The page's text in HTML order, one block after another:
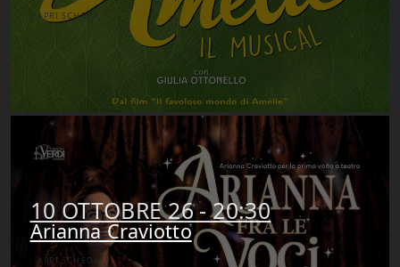
APRI SCHEDA
10 OTTOBRE 26 - 20:30
Arianna Craviotto
APRI SCHEDA